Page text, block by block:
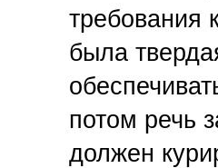
требования
была
потом речь
должен